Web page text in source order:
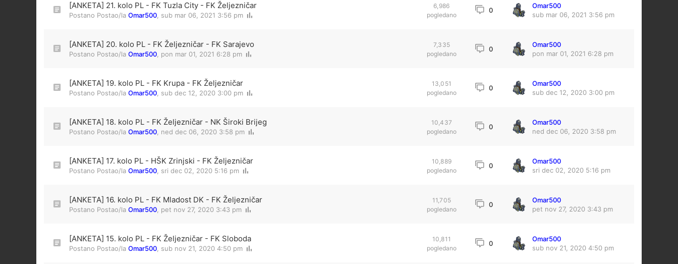
[ANKETA] 21. kolo PL - FK Tuzla City - FK Željezničar
Postano Postao/la Omar500 sub mar 06, 2021 3:56 pm
6,986
pogledano
0
Omar500
sub mar 06, 2021 3:56 pm
[ANKETA] 20. kolo PL - FK Željezničar - FK Sarajevo
Postano Postao/la Omar500 pon mar 01, 2021 6:28 pm
7,335
pogledano
0
Omar500
pon mar 01, 2021 6:28 pm
[ANKETA] 19. kolo PL - FK Krupa - FK Željezničar
Postano Postao/la Omar500 sub dec 12, 2020 3:00 pm
13,051
pogledano
0
Omar500
sub dec 12, 2020 3:00 pm
[ANKETA] 18. kolo PL - FK Željezničar - NK Široki Brijeg
Postano Postao/la Omar500 ned dec 06, 2020 3:58 pm
10,437
pogledano
0
Omar500
ned dec 06, 2020 3:58 pm
[ANKETA] 17. kolo PL - HŠK Zrinjski - FK Željezničar
Postano Postao/la Omar500 sri dec 02, 2020 5:16 pm
10,889
pogledano
0
Omar500
sri dec 02, 2020 5:16 pm
[ANKETA] 16. kolo PL - FK Mladost DK - FK Željezničar
Postano Postao/la Omar500 pet nov 27, 2020 3:43 pm
11,705
pogledano
0
Omar500
pet nov 27, 2020 3:43 pm
[ANKETA] 15. kolo PL - FK Željezničar - FK Sloboda
Postano Postao/la Omar500 sub nov 21, 2020 4:50 pm
10,811
pogledano
0
Omar500
sub nov 21, 2020 4:50 pm